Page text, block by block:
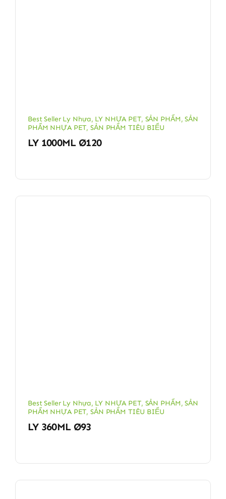
Best Seller Ly Nhựa, LY NHỰA PET, SẢN PHẨM,SẢN
PHẨM NHỰA PET,SẢN PHẨM TIÊU BIỂU
LY 1000ML Ø120
Best Seller Ly Nhựa, LY NHỰA PET, SẢN PHẨM,SẢN
PHẨM NHỰA PET,SẢN PHẨM TIÊU BIỂU
LY 360ML Ø93